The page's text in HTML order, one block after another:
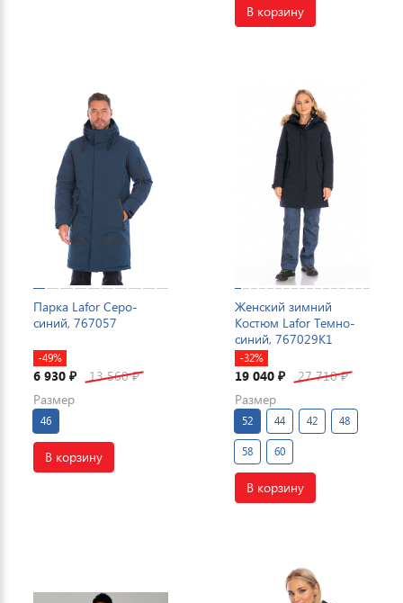
В корзину
Парка Lafor Серо-
синий, 767057
-49%
6 930 ₽ 13 560₽
Размер
46
В корзину
Женский зимний
Костюм Lafor Темно-
синий, 767029K1
-32%
19 040 ₽ 27 710₽
Размер
52 44 42 48
58 60
В корзину